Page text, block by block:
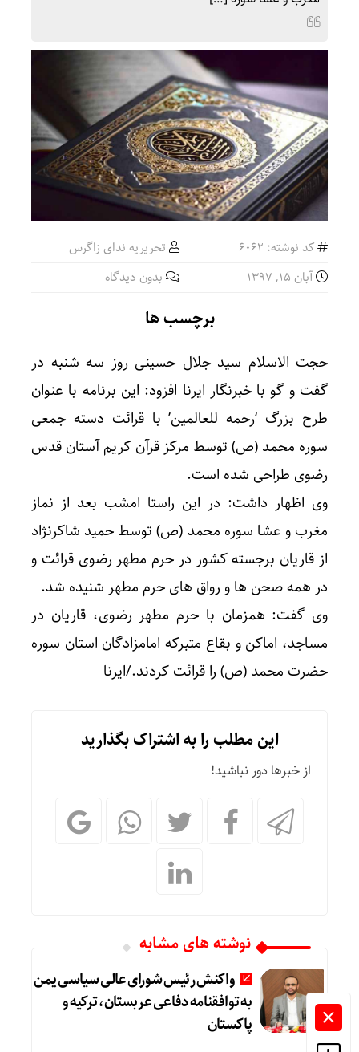
کد نوشته: 6062
تحریریه ندای زاگرس
آبان ۱۵, ۱۳۹۷
بدون دیدگاه
برچسب ها
حجت الاسلام سید جلال حسینی روز سه شنبه در
گفت و گو با خبرنگار ایرنا افزود: این برنامه با عنوان
طرح بزرگ ‘رحمه للعالمین’ با قرائت دسته جمعی
سوره محمد (ص) توسط مرکز قرآن کریم آستان قدس
رضوی طراحی شده است.
وی اظهار داشت: در این راستا امشب بعد از نماز
مغرب و عشا سوره محمد (ص) توسط حمید شاکرنژاد
از قاریان برجسته کشور در حرم مطهر رضوی قرائت و
در همه صحن ها و رواق های حرم مطهر شنیده شد.
وی گفت: همزمان با حرم مطهر رضوی، قاریان در
مساجد، اماکن و بقاع متبرکه امامزادگان استان سوره
حضرت محمد (ص) را قرائت کردند./ایرنا
این مطلب را به اشتراک بگذارید
از خبرها دور نباشید!
نوشته های مشابه
واکنش رئیس شورای عالی سیاسی یمن
به توافقنامه دفاعی عربستان، ترکیه و
پاکستان